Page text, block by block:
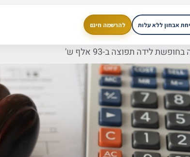
אבחון ללא עלות להרשמה חינם
לידה תפוצה ב-93 אלף ש'